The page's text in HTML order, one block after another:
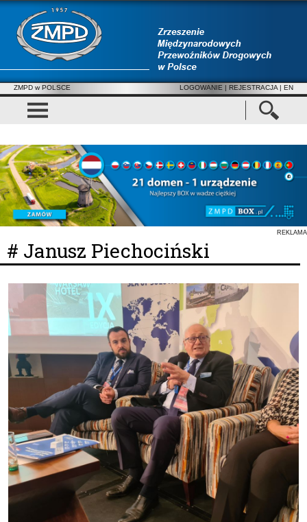
ZMPD w POLSCE LOGOWANIE | REJESTRACJA | EN
REKLAMA
# Janusz Piechociński